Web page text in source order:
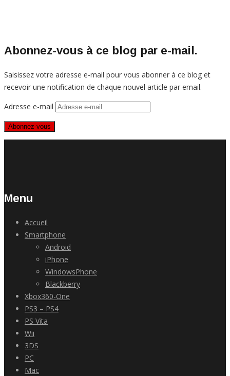
Abonnez-vous à ce blog par e-mail.
Saisissez votre adresse e-mail pour vous abonner à ce blog et
recevoir une notification de chaque nouvel article par email.
Adresse e-mail
Abonnez-vous
Menu
Accueil
Smartphone
Android
iPhone
WindowsPhone
Blackberry
Xbox360-One
PS3 – PS4
PS Vita
Wii
3DS
PC
Mac